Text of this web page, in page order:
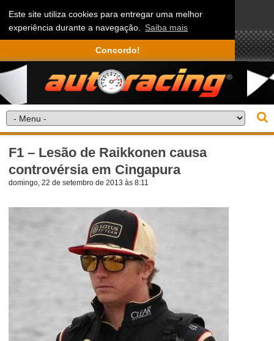
Este site utiliza cookies para entregar uma melhor
experiência durante a navegação. Saiba mais
Concordo!
F1 – Lesão de Raikkonen causa
controvérsia em Cingapura
domingo, 22 de setembro de 2013 às 8:11